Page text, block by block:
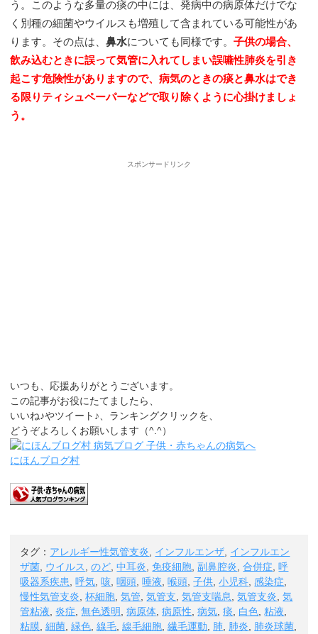
う。このような多量の痰の中には、発病中の病原体だけでな
く別種の細菌やウイルスも増殖して含まれている可能性があ
ります。その点は、鼻水についても同様です。子供の場合、
飲み込むときに誤って気管に入れてしまい誤嚥性肺炎を引き
起こす危険性がありますので、病気のときの痰と鼻水はでき
る限りティシュペーパーなどで取り除くように心掛けましょ
う。
スポンサードリンク
いつも、応援ありがとうございます。
この記事がお役にたてましたら、
いいね♪やツイート♪、ランキングクリックを、
どうぞよろしくお願いします（^.^）
にほんブログ村
タグ： アレルギー性気管支炎 インフルエンザ インフルエン
ザ菌 ウイルス ,のど ,中耳炎 ,免疫細胞 ,副鼻腔炎 ,合併症 ,呼
吸器系疾患 ,呼気 ,咳 ,咽頭 ,唾液 ,喉頭 ,子供 ,小児科 ,感染症
慢性気管支炎 ,杯細胞 ,気管 ,気管支 ,気管支喘息 ,気管支炎 ,気
管粘液 ,炎症 ,無色透明 ,病原体 ,病原性 ,病気 ,痰 白色 ,粘液
粘膜 ,細菌 ,緑色 ,線毛 ,線毛細胞 ,繊毛運動 肺 肺炎 肺炎球菌